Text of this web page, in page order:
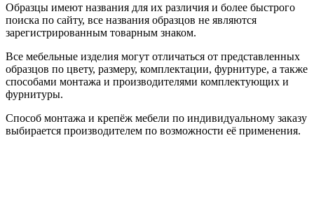
Образцы имеют названия для их различия и более быстрого
поиска по сайту, все названия образцов не являются
зарегистрированным товарным знаком.
Все мебельные изделия могут отличаться от представленных
образцов по цвету, размеру, комплектации, фурнитуре, а также
способами монтажа и производителями комплектующих и
фурнитуры.
Способ монтажа и крепёж мебели по индивидуальному заказу
выбирается производителем по возможности её применения.